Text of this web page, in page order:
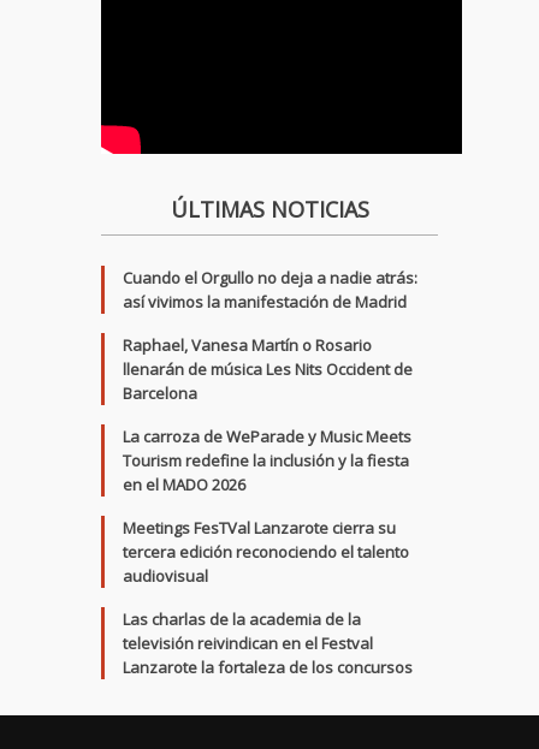
ÚLTIMAS NOTICIAS
Cuando el Orgullo no deja a nadie atrás:
así vivimos la manifestación de Madrid
Raphael, Vanesa Martín o Rosario
llenarán de música Les Nits Occident de
Barcelona
La carroza de WeParade y Music Meets
Tourism redefine la inclusión y la fiesta
en el MADO 2026
Meetings FesTVal Lanzarote cierra su
tercera edición reconociendo el talento
audiovisual
Las charlas de la academia de la
televisión reivindican en el Festval
Lanzarote la fortaleza de los concursos